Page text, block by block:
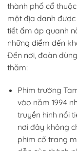
thành phố cổ
một địa danh được
tiết ấm áp quanh
những điểm đến
Đến nơi, đoàn
thăm:
Phim trường
vào năm 1994
truyền hình nổi
nơi đây không
phim cổ trang